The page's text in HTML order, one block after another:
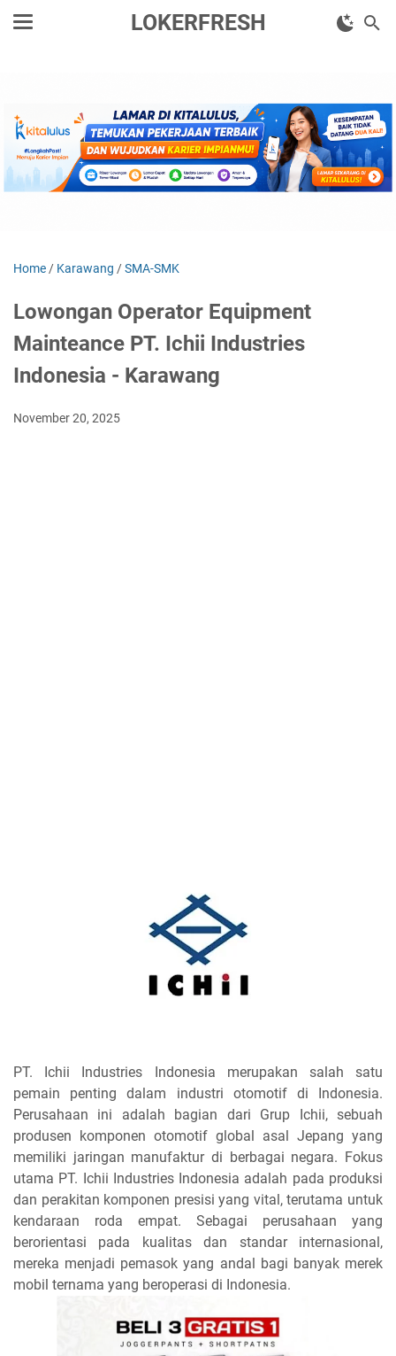
LOKERFRESH
Home / Karawang /SMA-SMK
Lowongan Operator Equipment
Mainteance PT. Ichii Industries
Indonesia - Karawang
November 20, 2025
PT. Ichii Industries Indonesia merupakan salah satu
pemain penting dalam industri otomotif di Indonesia.
Perusahaan ini adalah bagian dari Grup Ichii, sebuah
produsen komponen otomotif global asal Jepang yang
memiliki jaringan manufaktur di berbagai negara. Fokus
utama PT. Ichii Industries Indonesia adalah pada produksi
dan perakitan komponen presisi yang vital, terutama untuk
kendaraan roda empat. Sebagai perusahaan yang
berorientasi pada kualitas dan standar internasional,
mereka menjadi pemasok yang andal bagi banyak merek
mobil ternama yang beroperasi di Indonesia.